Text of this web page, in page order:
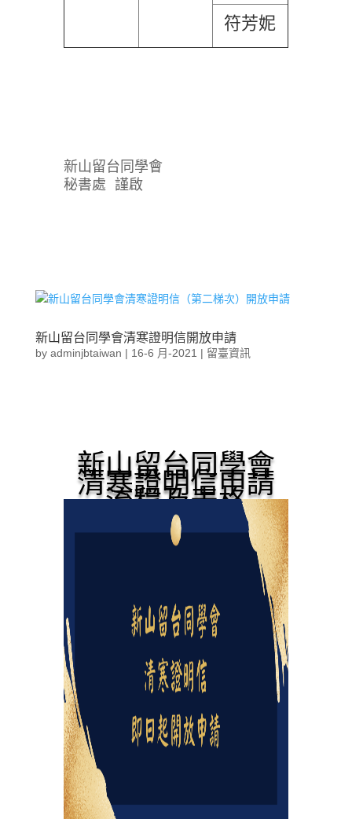
符芳妮
新山留台同學會
秘書處 謹啟
新山留台同學會清寒證明信開放申請
by adminjbtaiwan | 16-6 月-2021 | 留臺資訊
新山留台同學會
清寒證明信申請
流程及表格